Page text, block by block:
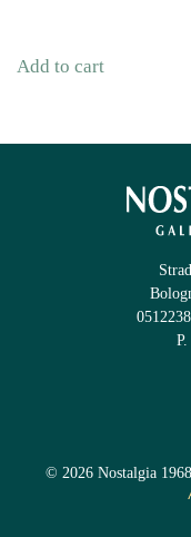
Add to cart
© 2026 Nostalgia